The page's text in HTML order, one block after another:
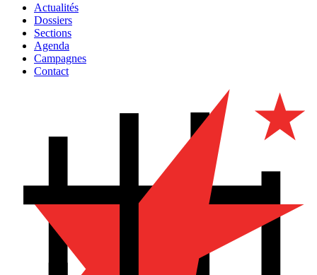
Actualités
Dossiers
Sections
Agenda
Campagnes
Contact